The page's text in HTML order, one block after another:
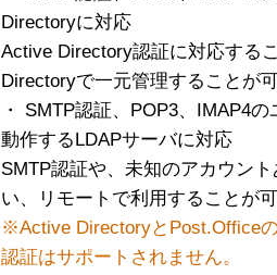
Directoryに対応
Active Directory認証に対応する
Directoryで一元管理することが
・ SMTP認証、POP3、IMAP4
動作するLDAPサーバに対応
SMTP認証や、未知のアカウン
い、リモートで利用することが
※Active DirectoryとPost.Office
認証はサポートされません。